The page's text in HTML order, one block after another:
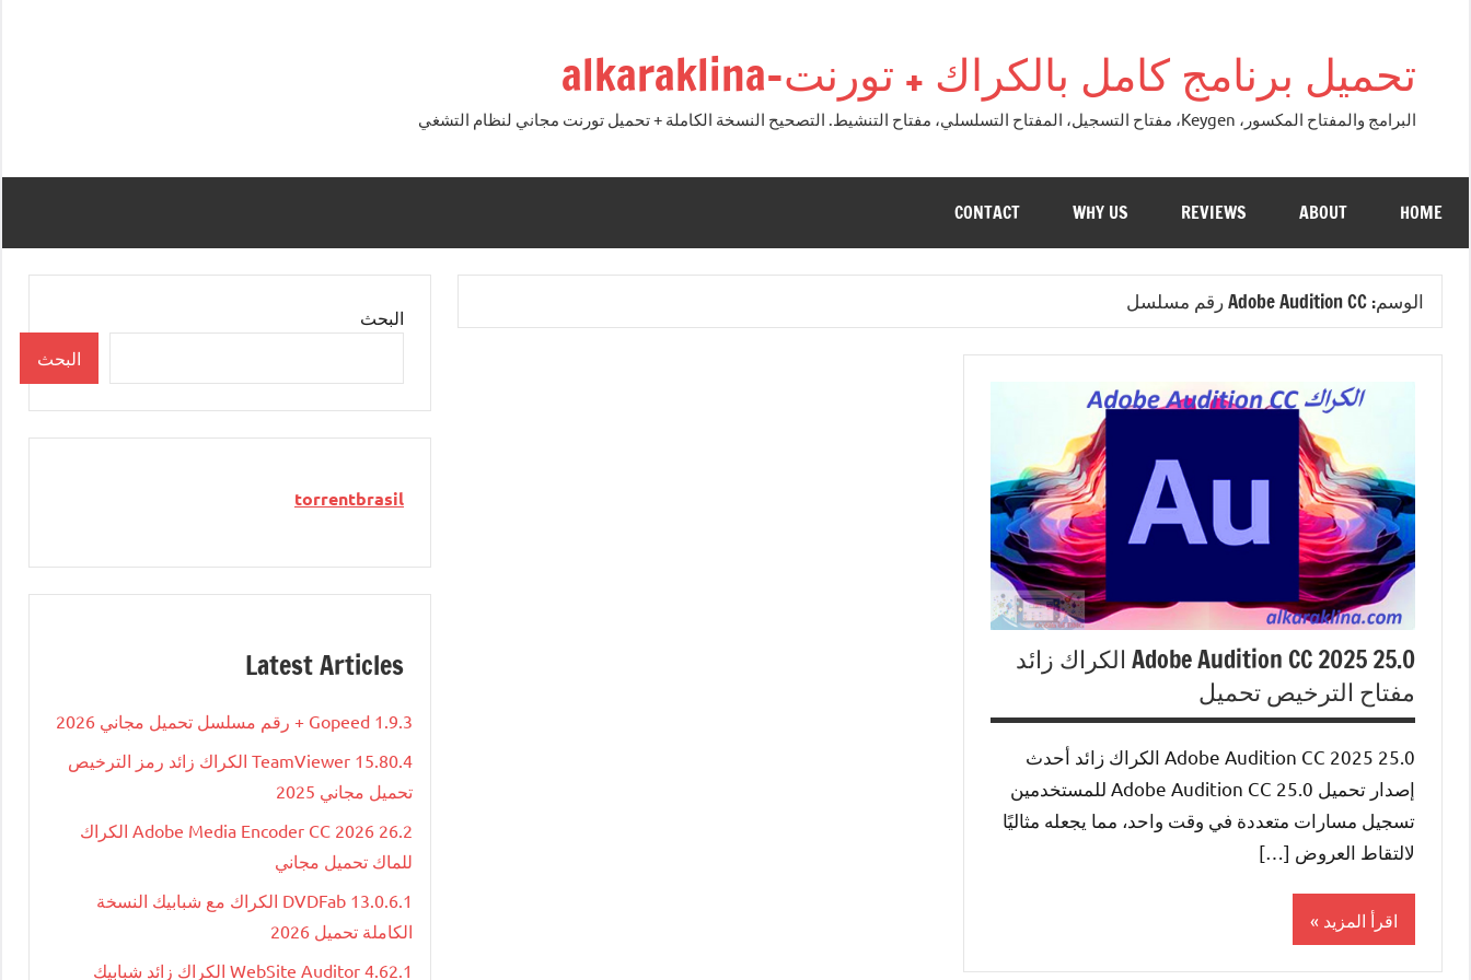
المحتوىتحميل برنامج كامل بالكراك + تورنت-alkaraklina
البرامج والمفتاح المكسور، Keygen، مفتاح التسجيل، المفتاح التسلسلي، مفتاح التنشيط. التصحيح النسخة الكاملة + تحميل تورنت مجاني لنظام التشغي
HOME
ABOUT
REVIEWS
WHY US
CONTACT
الوسم: Adobe Audition CC رقم مسلسل
Adobe Audition CC 2025 25.0 الكراك زائد
مفتاح الترخيص تحميل
Adobe Audition CC 2025 25.0 الكراك زائد أحدث
إصدار تحميل Adobe Audition CC 25.0 للمستخدمين
تسجيل مسارات متعددة في وقت واحد، مما يجعله مثاليًا
لالتقاط العروض […]
اقرأ المزيد
البحث
البحث
torrentbrasil
Latest Articles
Gopeed 1.9.3 + رقم مسلسل تحميل مجاني 2026
TeamViewer 15.80.4 الكراك زائد رمز الترخيص
تحميل مجاني 2025
Adobe Media Encoder CC 2026 26.2 الكراك
للماك تحميل مجاني
DVDFab 13.0.6.1 الكراك مع شبابيك النسخة
الكاملة تحميل 2026
WebSite Auditor 4.62.1 الكراك زائد شبابيك